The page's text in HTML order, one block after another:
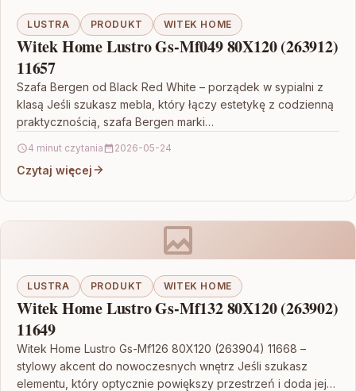
LUSTRA PRODUKT WITEK HOME
Witek Home Lustro Gs-Mf049 80X120 (263912)
11657
Szafa Bergen od Black Red White – porządek w sypialni z
klasą Jeśli szukasz mebla, który łączy estetykę z codzienną
praktycznością, szafa Bergen marki…
4 minut czytania 2026-05-24
Czytaj więcej
LUSTRA PRODUKT WITEK HOME
Witek Home Lustro Gs-Mf132 80X120 (263902)
11649
Witek Home Lustro Gs-Mf126 80X120 (263904) 11668 –
stylowy akcent do nowoczesnych wnętrz Jeśli szukasz
elementu, który optycznie powiększy przestrzeń i doda jej